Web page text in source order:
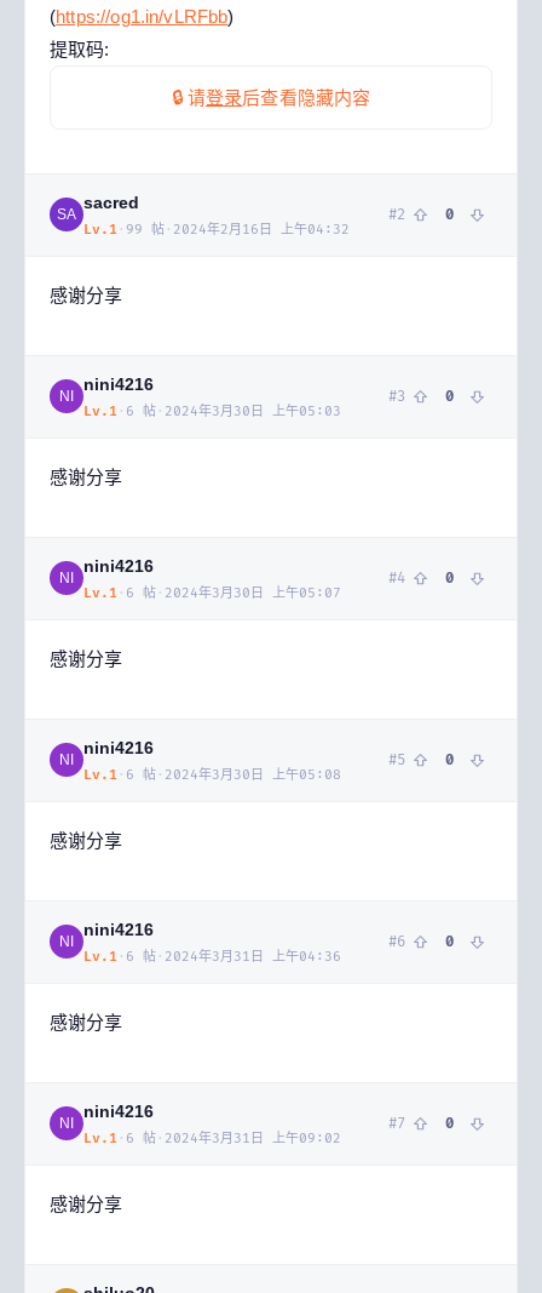
(https://og1.in/vLRFbb)
提取码:
🔒 请登录后查看隐藏内容
SA
sacred
Lv. 1 · 99 帖 · 2024年2月16日 上午04:32
#2 0
感谢分享
NI
nini4216
Lv. 1 · 6 帖 · 2024年3月30日 上午05:03
#3 0
感谢分享
NI
nini4216
Lv. 1 · 6 帖 · 2024年3月30日 上午05:07
#4 0
感谢分享
NI
nini4216
Lv. 1 · 6 帖 · 2024年3月30日 上午05:08
#5 0
感谢分享
NI
nini4216
Lv. 1 · 6 帖 · 2024年3月31日 上午04:36
#6 0
感谢分享
NI
nini4216
Lv. 1 · 6 帖 · 2024年3月31日 上午09:02
#7 0
感谢分享